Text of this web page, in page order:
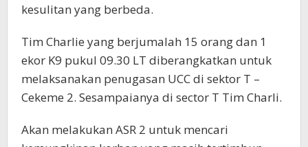
kesulitan yang berbeda.
Tim Charlie yang berjumalah 15 orang dan 1
ekor K9 pukul 09.30 LT diberangkatkan untuk
melaksanakan penugasan UCC di sektor T –
Cekeme 2. Sesampaianya di sector T Tim Charli.
Akan melakukan ASR 2 untuk mencari